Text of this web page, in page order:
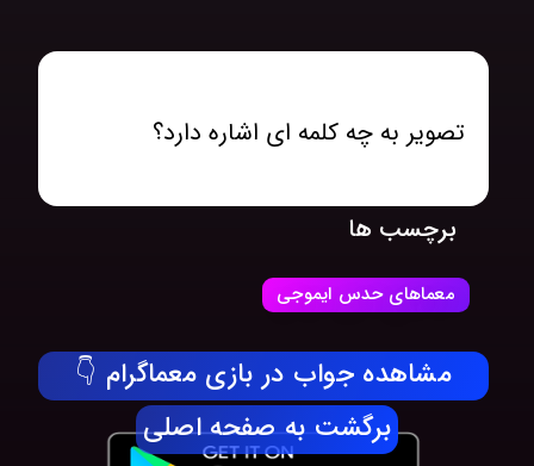
تصویر به چه کلمه ای اشاره دارد؟
برچسب ها
معماهای حدس ایموجی
مشاهده جواب در بازی معماگرام 👇
برگشت به صفحه اصلی